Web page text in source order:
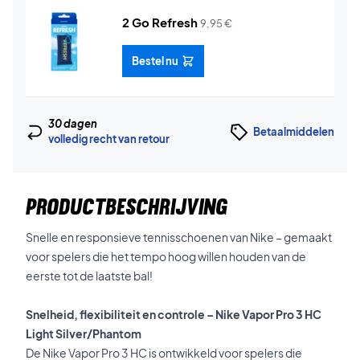
2 Go Refresh9,95€
Bestel nu
30 dagen
volledig recht van retour
Betaalmiddelen
PRODUCTBESCHRIJVING
Snelle en responsieve tennisschoenen van Nike – gemaakt
voor spelers die het tempo hoog willen houden van de
eerste tot de laatste bal!
Snelheid, flexibiliteit en controle – Nike Vapor Pro 3 HC
Light Silver/Phantom
De Nike Vapor Pro 3 HC is ontwikkeld voor spelers die